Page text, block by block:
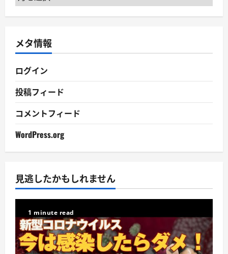
ー
カ
ブ
メタ情報
ログイン
投稿フィード
コメントフィード
WordPress.org
見逃したかもしれません
1 minute read